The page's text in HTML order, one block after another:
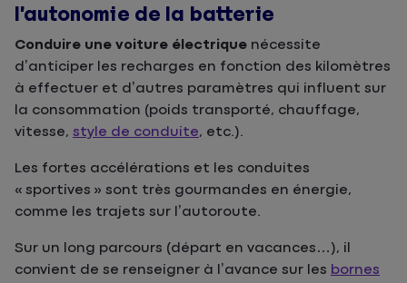
l’autonomie de la batterie
Conduire une voiture électrique nécessite
d’anticiper les recharges en fonction des kilomètres
à effectuer et d’autres paramètres qui influent sur
la consommation (poids transporté, chauffage,
vitesse, style de conduite, etc.).
Les fortes accélérations et les conduites
« sportives » sont très gourmandes en énergie,
comme les trajets sur l’autoroute.
Sur un long parcours (départ en vacances…), il
convient de se renseigner à l’avance sur les bornes